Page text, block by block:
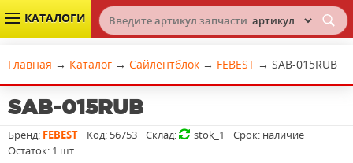
КАТАЛОГИ
Главная → Каталог → Сайлентблок → FEBEST → SAB-015RUB
SAB-015RUB
Бренд: FEBEST Код: 56753 Склад: stok_1 Срок: наличие
Остаток: 1 шт